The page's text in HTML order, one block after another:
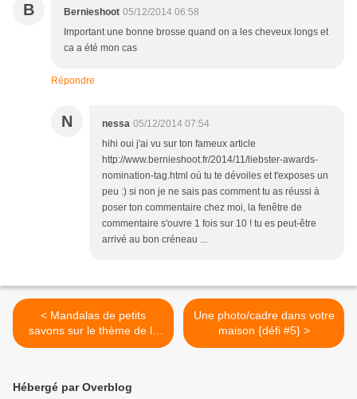
B Bernieshoot 05/12/2014 06:58
Important une bonne brosse quand on a les cheveux longs et
ca a été mon cas
Répondre
N nessa 05/12/2014 07:54
hihi oui j'ai vu sur ton fameux article
http://www.bernieshoot.fr/2014/11/liebster-awards-
nomination-tag.html où tu te dévoiles et t'exposes un
peu :) si non je ne sais pas comment tu as réussi à
poser ton commentaire chez moi, la fenêtre de
commentaire s'ouvre 1 fois sur 10 ! tu es peut-être
arrivé au bon créneau ...
< Mandalas de petits
savons sur le thème de la
mer "Défi #3"
Une photo/cadre dans votre
maison {défi #5} >
Hébergé par Overblog